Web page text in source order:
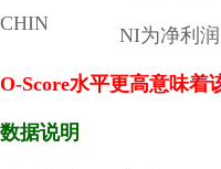
CHIN
NI为净利润
O-Score水平更高意味着
数据说明